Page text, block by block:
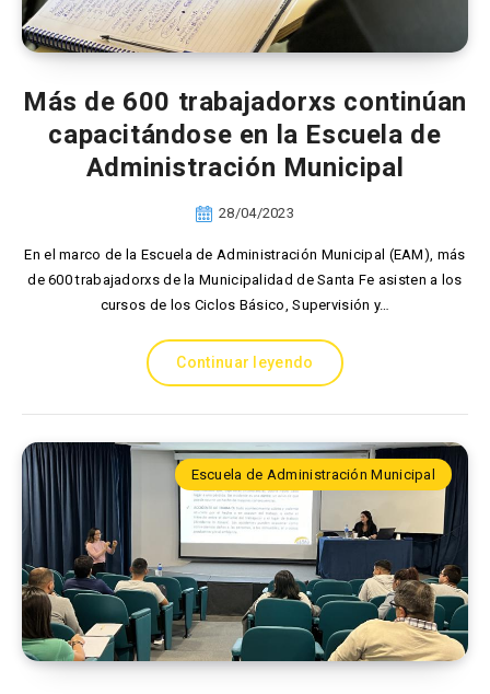
Más de 600 trabajadorxs continúan
capacitándose en la Escuela de
Administración Municipal
28/04/2023
En el marco de la Escuela de Administración Municipal (EAM), más
de 600 trabajadorxs de la Municipalidad de Santa Fe asisten a los
cursos de los Ciclos Básico, Supervisión y…
Continuar leyendo
Escuela de Administración Municipal